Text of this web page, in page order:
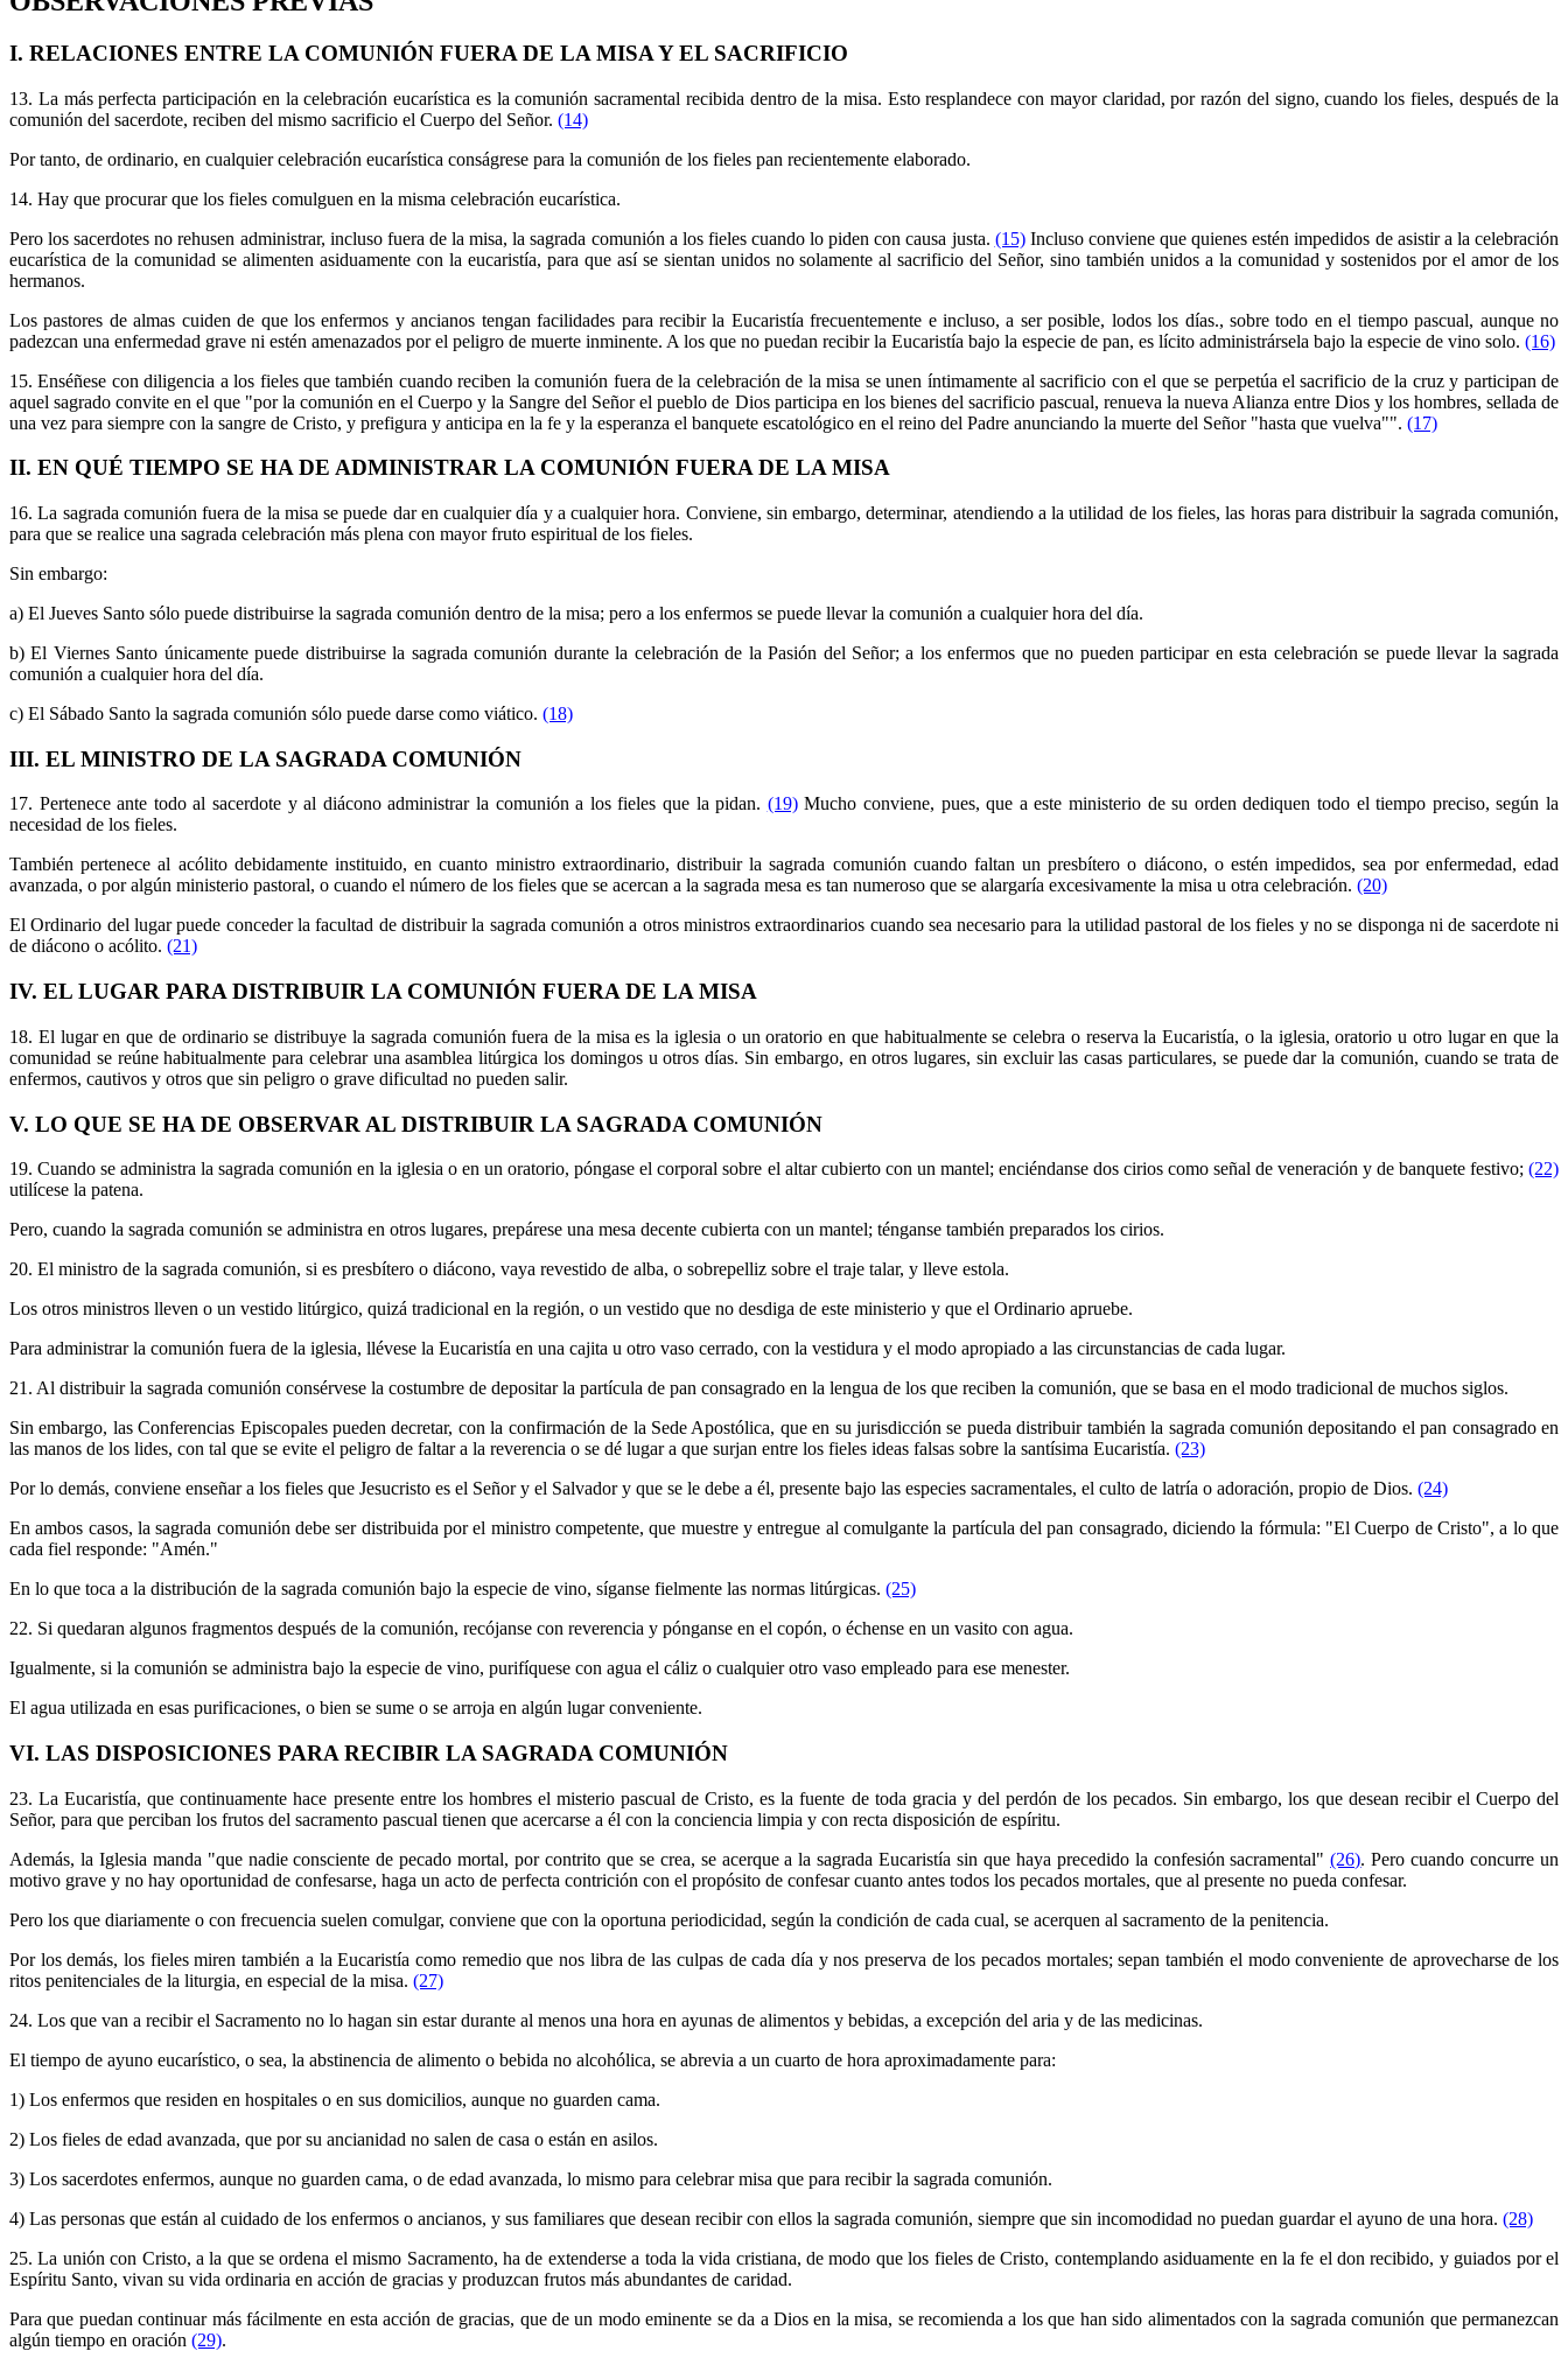
I. RELACIONES ENTRE LA COMUNIÓN FUERA DE LA MISA Y EL SACRIFICIO
13. La más perfecta participación en la celebración eucarística es la comunión sacramental recibida dentro de la misa. Esto resplandece con mayor claridad, por razón del signo, cuando los fieles, después de la
comunión del sacerdote, reciben del mismo sacrificio el Cuerpo del Señor. (14)
Por tanto, de ordinario, en cualquier celebración eucarística conságrese para la comunión de los fieles pan recientemente elaborado.
14. Hay que procurar que los fieles comulguen en la misma celebración eucarística.
Pero los sacerdotes no rehusen administrar, incluso fuera de la misa, la sagrada comunión a los fieles cuando lo piden con causa justa. (15)Incluso conviene que quienes estén impedidos de asistir a la celebración
eucarística de la comunidad se alimenten asiduamente con la eucaristía, para que así se sientan unidos no solamente al sacrificio del Señor, sino también unidos a la comunidad y sostenidos por el amor de los
hermanos.
Los pastores de almas cuiden de que los enfermos y ancianos tengan facilidades para recibir la Eucaristía frecuentemente e incluso, a ser posible, lodos los días., sobre todo en el tiempo pascual, aunque no
padezcan una enfermedad grave ni estén amenazados por el peligro de muerte inminente. A los que no puedan recibir la Eucaristía bajo la especie de pan, es lícito administrársela bajo la especie de vino solo. (16)
15. Enséñese con diligencia a los fieles que también cuando reciben la comunión fuera de la celebración de la misa se unen íntimamente al sacrificio con el que se perpetúa el sacrificio de la cruz y participan de
aquel sagrado convite en el que "por la comunión en el Cuerpo y la Sangre del Señor el pueblo de Dios participa en los bienes del sacrificio pascual, renueva la nueva Alianza entre Dios y los hombres, sellada de
una vez para siempre con la sangre de Cristo, y prefigura y anticipa en la fe y la esperanza el banquete escatológico en el reino del Padre anunciando la muerte del Señor "hasta que vuelva"". (17)
II. EN QUÉ TIEMPO SE HA DE ADMINISTRAR LA COMUNIÓN FUERA DE LA MISA
16. La sagrada comunión fuera de la misa se puede dar en cualquier día y a cualquier hora. Conviene, sin embargo, determinar, atendiendo a la utilidad de los fieles, las horas para distribuir la sagrada comunión,
para que se realice una sagrada celebración más plena con mayor fruto espiritual de los fieles.
Sin embargo:
a) El Jueves Santo sólo puede distribuirse la sagrada comunión dentro de la misa; pero a los enfermos se puede llevar la comunión a cualquier hora del día.
b) El Viernes Santo únicamente puede distribuirse la sagrada comunión durante la celebración de la Pasión del Señor; a los enfermos que no pueden participar en esta celebración se puede llevar la sagrada
comunión a cualquier hora del día.
c) El Sábado Santo la sagrada comunión sólo puede darse como viático. (18)
III. EL MINISTRO DE LA SAGRADA COMUNIÓN
17. Pertenece ante todo al sacerdote y al diácono administrar la comunión a los fieles que la pidan. (19)Mucho conviene, pues, que a este ministerio de su orden dediquen todo el tiempo preciso, según la
necesidad de los fieles.
También pertenece al acólito debidamente instituido, en cuanto ministro extraordinario, distribuir la sagrada comunión cuando faltan un presbítero o diácono, o estén impedidos, sea por enfermedad, edad
avanzada, o por algún ministerio pastoral, o cuando el número de los fieles que se acercan a la sagrada mesa es tan numeroso que se alargaría excesivamente la misa u otra celebración. (20)
El Ordinario del lugar puede conceder la facultad de distribuir la sagrada comunión a otros ministros extraordinarios cuando sea necesario para la utilidad pastoral de los fieles y no se disponga ni de sacerdote ni
de diácono o acólito. (21)
IV. EL LUGAR PARA DISTRIBUIR LA COMUNIÓN FUERA DE LA MISA
18. El lugar en que de ordinario se distribuye la sagrada comunión fuera de la misa es la iglesia o un oratorio en que habitualmente se celebra o reserva la Eucaristía, o la iglesia, oratorio u otro lugar en que la
comunidad se reúne habitualmente para celebrar una asamblea litúrgica los domingos u otros días. Sin embargo, en otros lugares, sin excluir las casas particulares, se puede dar la comunión, cuando se trata de
enfermos, cautivos y otros que sin peligro o grave dificultad no pueden salir.
V. LO QUE SE HA DE OBSERVAR AL DISTRIBUIR LA SAGRADA COMUNIÓN
19. Cuando se administra la sagrada comunión en la iglesia o en un oratorio, póngase el corporal sobre el altar cubierto con un mantel; enciéndanse dos cirios como señal de veneración y de banquete festivo; (22)
utilícese la patena.
Pero, cuando la sagrada comunión se administra en otros lugares, prepárese una mesa decente cubierta con un mantel; ténganse también preparados los cirios.
20. El ministro de la sagrada comunión, si es presbítero o diácono, vaya revestido de alba, o sobrepelliz sobre el traje talar, y lleve estola.
Los otros ministros lleven o un vestido litúrgico, quizá tradicional en la región, o un vestido que no desdiga de este ministerio y que el Ordinario apruebe.
Para administrar la comunión fuera de la iglesia, llévese la Eucaristía en una cajita u otro vaso cerrado, con la vestidura y el modo apropiado a las circunstancias de cada lugar.
21. Al distribuir la sagrada comunión consérvese la costumbre de depositar la partícula de pan consagrado en la lengua de los que reciben la comunión, que se basa en el modo tradicional de muchos siglos.
Sin embargo, las Conferencias Episcopales pueden decretar, con la confirmación de la Sede Apostólica, que en su jurisdicción se pueda distribuir también la sagrada comunión depositando el pan consagrado en
las manos de los lides, con tal que se evite el peligro de faltar a la reverencia o se dé lugar a que surjan entre los fieles ideas falsas sobre la santísima Eucaristía. (23)
Por lo demás, conviene enseñar a los fieles que Jesucristo es el Señor y el Salvador y que se le debe a él, presente bajo las especies sacramentales, el culto de latría o adoración, propio de Dios. (24)
En ambos casos, la sagrada comunión debe ser distribuida por el ministro competente, que muestre y entregue al comulgante la partícula del pan consagrado, diciendo la fórmula: "El Cuerpo de Cristo", a lo que
cada fiel responde: "Amén."
En lo que toca a la distribución de la sagrada comunión bajo la especie de vino, síganse fielmente las normas litúrgicas. (25)
22. Si quedaran algunos fragmentos después de la comunión, recójanse con reverencia y pónganse en el copón, o échense en un vasito con agua.
Igualmente, si la comunión se administra bajo la especie de vino, purifíquese con agua el cáliz o cualquier otro vaso empleado para ese menester.
El agua utilizada en esas purificaciones, o bien se sume o se arroja en algún lugar conveniente.
VI. LAS DISPOSICIONES PARA RECIBIR LA SAGRADA COMUNIÓN
23. La Eucaristía, que continuamente hace presente entre los hombres el misterio pascual de Cristo, es la fuente de toda gracia y del perdón de los pecados. Sin embargo, los que desean recibir el Cuerpo del
Señor, para que perciban los frutos del sacramento pascual tienen que acercarse a él con la conciencia limpia y con recta disposición de espíritu.
Además, la Iglesia manda "que nadie consciente de pecado mortal, por contrito que se crea, se acerque a la sagrada Eucaristía sin que haya precedido la confesión sacramental"(26). Pero cuando concurre un
motivo grave y no hay oportunidad de confesarse, haga un acto de perfecta contrición con el propósito de confesar cuanto antes todos los pecados mortales, que al presente no pueda confesar.
Pero los que diariamente o con frecuencia suelen comulgar, conviene que con la oportuna periodicidad, según la condición de cada cual, se acerquen al sacramento de la penitencia.
Por los demás, los fieles miren también a la Eucaristía como remedio que nos libra de las culpas de cada día y nos preserva de los pecados mortales; sepan también el modo conveniente de aprovecharse de los
ritos penitenciales de la liturgia, en especial de la misa. (27)
24. Los que van a recibir el Sacramento no lo hagan sin estar durante al menos una hora en ayunas de alimentos y bebidas, a excepción del aria y de las medicinas.
El tiempo de ayuno eucarístico, o sea, la abstinencia de alimento o bebida no alcohólica, se abrevia a un cuarto de hora aproximadamente para:
1) Los enfermos que residen en hospitales o en sus domicilios, aunque no guarden cama.
2) Los fieles de edad avanzada, que por su ancianidad no salen de casa o están en asilos.
3) Los sacerdotes enfermos, aunque no guarden cama, o de edad avanzada, lo mismo para celebrar misa que para recibir la sagrada comunión.
4) Las personas que están al cuidado de los enfermos o ancianos, y sus familiares que desean recibir con ellos la sagrada comunión, siempre que sin incomodidad no puedan guardar el ayuno de una hora. (28)
25. La unión con Cristo, a la que se ordena el mismo Sacramento, ha de extenderse a toda la vida cristiana, de modo que los fieles de Cristo, contemplando asiduamente en la fe el don recibido, y guiados por el
Espíritu Santo, vivan su vida ordinaria en acción de gracias y produzcan frutos más abundantes de caridad.
Para que puedan continuar más fácilmente en esta acción de gracias, que de un modo eminente se da a Dios en la misa, se recomienda a los que han sido alimentados con la sagrada comunión que permanezcan
algún tiempo en oración (29).